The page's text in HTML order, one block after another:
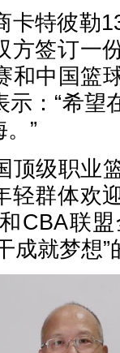
特彼勒
方签订一
和中国篮
：“希望
”
级职业
轻群体欢
CBA联
成就梦想